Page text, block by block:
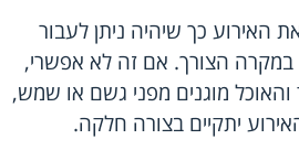
האירוע כך שיהיה ניתן לעבור
במקרה הצורך. אם זה לא אפשרי,
והאוכל מוגנים מפני גשם או שמש,
יתקיים בצורה חלקה.